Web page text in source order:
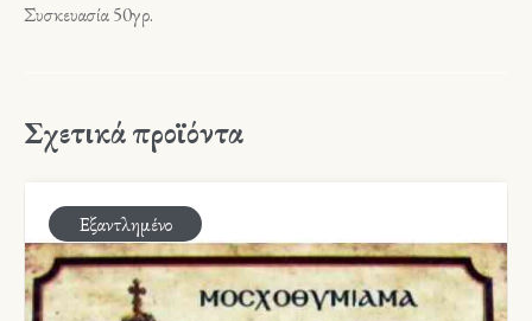
Συσκευασία 50γρ.
Σχετικά προϊόντα
Εξαντλημένο